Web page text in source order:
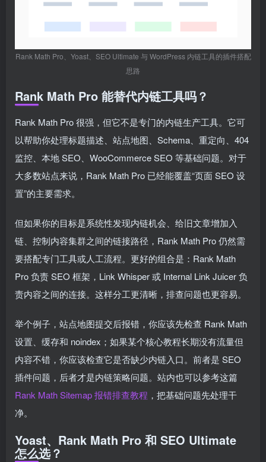
Rank Math Pro、Yoast、SEO Ultimate 与 WordPress 内链工具的插件搭配
思路
Rank Math Pro 能替代内链工具吗？
Rank Math Pro 很强，但它不是专门的内链生产工具。它可
以帮助你处理标题描述、站点地图、Schema、重定向、404
监控、本地 SEO、WooCommerce SEO 等基础问题。对于
大多数站点来说，Rank Math Pro 已经能覆盖“页面 SEO 设
置”的主要需求。
但如果你的目标是系统性发现内链机会、给旧文章增加入
链、控制内容集群之间的链接路径，Rank Math Pro 仍然需
要搭配专门工具或人工流程。更好的组合是：Rank Math
Pro 负责 SEO 框架，Link Whisper 或 Internal Link Juicer 负
责内容之间的连接。这样分工更清晰，排查问题也更容易。
举个例子，站点地图提交后报错，你应该先检查 Rank Math
设置、缓存和 noindex；如果某个核心教程长期没有流量但
内容不错，你应该检查它是否缺少内链入口。前者是 SEO
插件问题，后者才是内链策略问题。站内也可以参考这篇
Rank Math Sitemap 报错排查教程 ，把基础问题先处理干
净。
Yoast、Rank Math Pro 和 SEO Ultimate
怎么选？